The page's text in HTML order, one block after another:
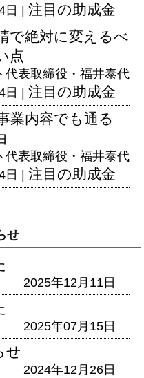
日 | 注目の助成金
で絶対に変えるべ
点
代表取締役・福井泰代
日 | 注目の助成金
業内容でも通る
代表取締役・福井泰代
日 | 注目の助成金
せ
2025年12月11日
2025年07月15日
せ
2024年12月26日